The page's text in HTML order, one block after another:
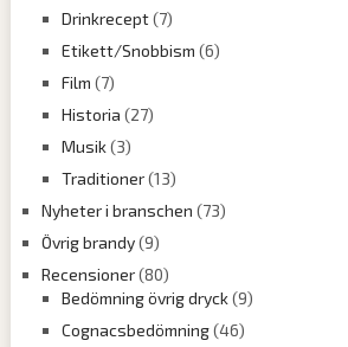
Drinkrecept(7)
Etikett/Snobbism (6)
Film (7)
Historia (27)
Musik(3)
Traditioner(13)
Nyheter i branschen (73)
Övrig brandy(9)
Recensioner(80)
Bedömning övrig dryck(9)
Cognacsbedömning(46)